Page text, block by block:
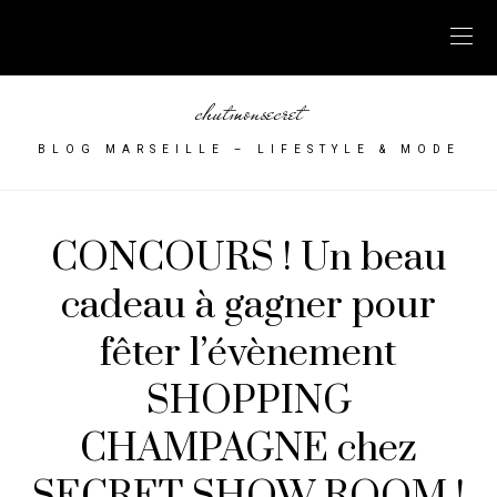
chutmonsecret
BLOG MARSEILLE – LIFESTYLE & MODE
CONCOURS ! Un beau
cadeau à gagner pour
fêter l’évènement
SHOPPING
CHAMPAGNE chez